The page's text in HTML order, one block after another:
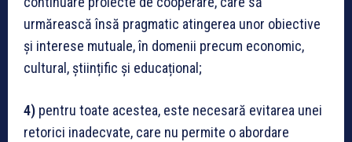
urmărească însă pragmatic atingerea unor obiective
și interese mutuale, în domenii precum economic,
cultural, științific și educațional;
4) pentru toate acestea, este necesară evitarea unei
retorici inadecvate, care nu permite o abordare